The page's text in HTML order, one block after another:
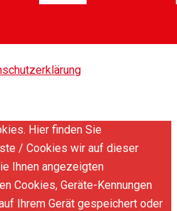
Hier finden Sie
/ Cookies wir auf dieser
Ihnen angezeigten
Cookies, Geräte-Kennungen
Ihrem Gerät gespeichert oder